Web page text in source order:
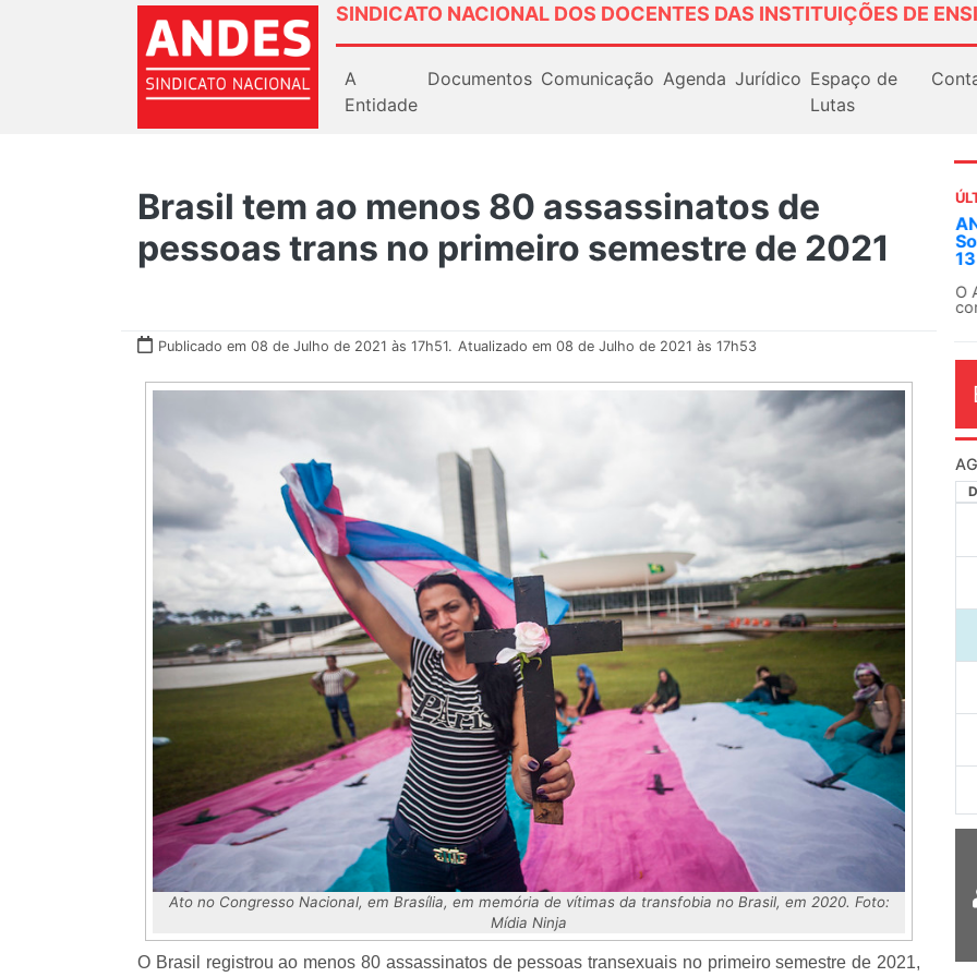
SINDICATO NACIONAL DOS DOCENTES DAS INSTITUIÇÕES DE
A
Entidade
Documentos Comunicação Agenda Jurídico Espaço de
Lutas
Brasil tem ao menos 80 assassinatos de
pessoas trans no primeiro semestre de 2021
Publicado em 08 de Julho de 2021 às 17h51. Atualizado em 08 de Julho de 2021 às 17h53
Ato no Congresso Nacional, em Brasília, em memória de vítimas da transfobia no Brasil, em 2020. Foto:
Mídia Ninja
O Brasil registrou ao menos 80 assassinatos de pessoas transexuais no primeiro semestre de 2021,
O